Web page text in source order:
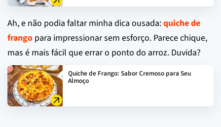
Ah, e não podia faltar minha dica ousada:quiche de
frango para impressionar sem esforço. Parece chique,
mas é mais fácil que errar o ponto do arroz. Duvida?
Quiche de Frango: Sabor Cremoso para Seu
Almoço